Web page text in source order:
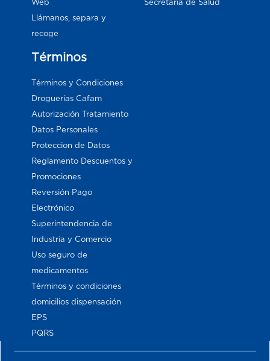
Web
Llámanos, separa y
recoge
Secretaría de Salud
Términos
Términos y Condiciones
Droguerías Cafam
Autorización Tratamiento
Datos Personales
Proteccion de Datos
Reglamento Descuentos y
Promociones
Reversión Pago
Electrónico
Superintendencia de
Industria y Comercio
Uso seguro de
medicamentos
Términos y condiciones
domicilios dispensación
EPS
PQRS